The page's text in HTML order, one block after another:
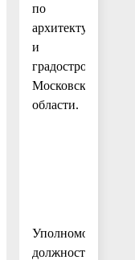
по
архитектуре
и
градостроительству
Московской
области.
Уполномоченное
должностное